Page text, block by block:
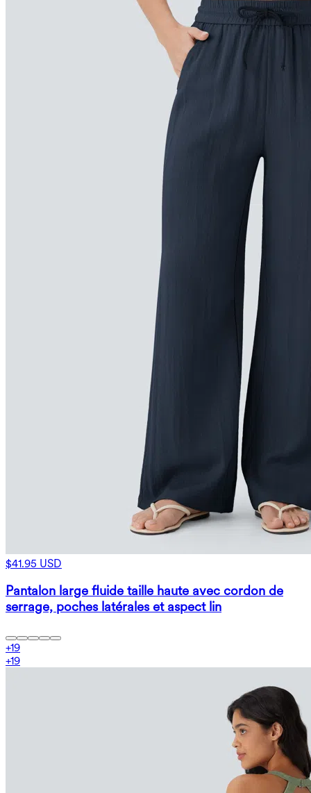
$41.95 USD
Pantalon large fluide taille haute avec cordon de
serrage, poches latérales et aspect lin
+19
+19